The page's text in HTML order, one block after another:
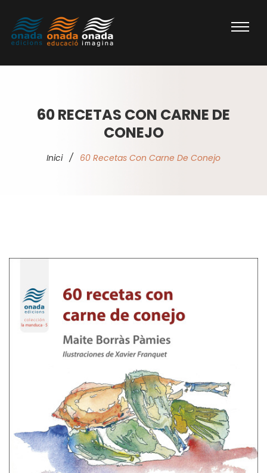
60 RECETAS CON CARNE DE
CONEJO
Inici / 60 Recetas Con Carne De Conejo